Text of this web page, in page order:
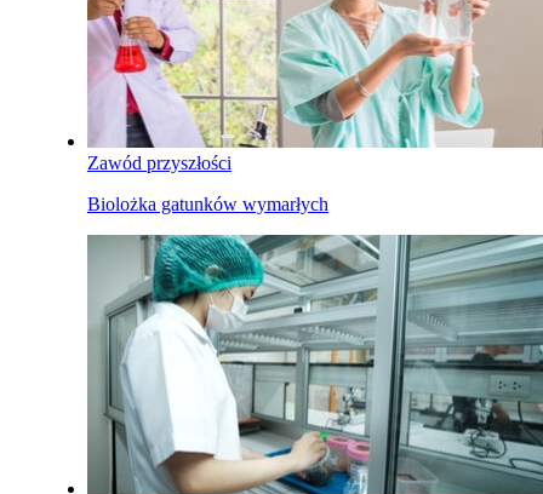
Zawód przyszłości
Biolożka gatunków wymarłych